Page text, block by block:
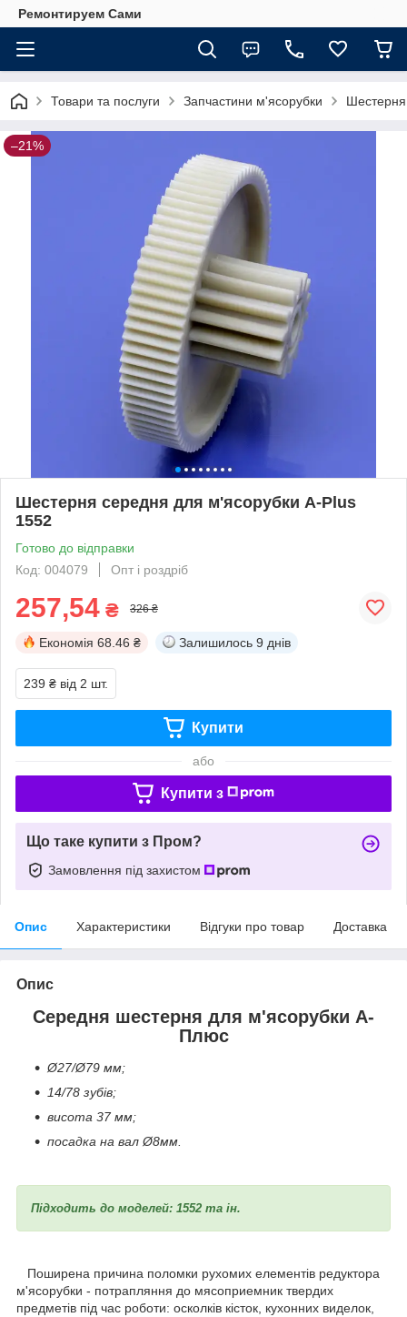
Ремонтируем Сами
Товари та послуги Запчастини м'ясорубки
–21%
Шестерня середня для м'ясорубки A-Plus
1552
Готово до відправки
Код: 004079
Опт і роздріб
257,54 ₴ 326 ₴
Економія 68.46 ₴ Залишилось 9 днів
239 ₴ від 2 шт.
Купити
або
Купити з
Що таке купити з Пром?
Замовлення під захистом
Опис Характеристики Відгуки про товар Доставка
Опис
Середня шестерня для м'ясорубки А-
Плюс
Ø27/Ø79 мм;
14/78 зубів;
висота 37 мм;
посадка на вал Ø8мм.
Підходить до моделей: 1552 та ін.
Поширена причина поломки рухомих елементів редуктора
м'ясорубки - потрапляння до мясоприемник твердих
предметів під час роботи: осколків кісток, кухонних виделок,